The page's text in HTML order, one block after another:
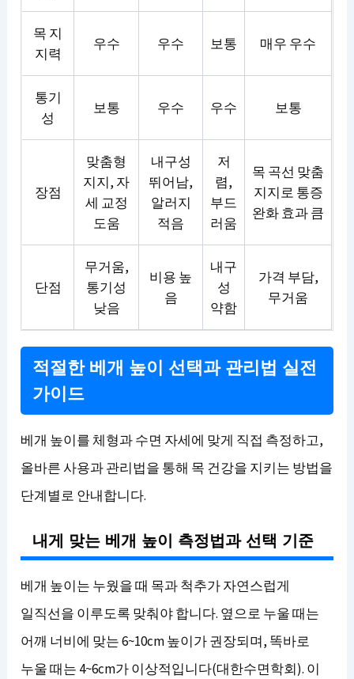
목 지
지력
우수 우수 보통 매우 우수
통기
성
보통 우수 우수 보통
장점
맞춤형
지지, 자
세 교정
도움
내구성
뛰어남,
알러지
적음
저
렴,
부드
러움
목 곡선 맞춤
지지로 통증
완화 효과 큼
단점
무거움,
통기성
낮음
비용 높
음
내구
성
약함
가격 부담,
무거움
적절한 베개 높이 선택과 관리법 실전
가이드
베개 높이를 체형과 수면 자세에 맞게 직접 측정하고,
올바른 사용과 관리법을 통해 목 건강을 지키는 방법을
단계별로 안내합니다.
내게 맞는 베개 높이 측정법과 선택 기준
베개 높이는 누웠을 때 목과 척추가 자연스럽게
일직선을 이루도록 맞춰야 합니다. 옆으로 누울 때는
어깨 너비에 맞는 6~10cm 높이가 권장되며, 똑바로
누울 때는 4~6cm가 이상적입니다(대한수면학회). 이